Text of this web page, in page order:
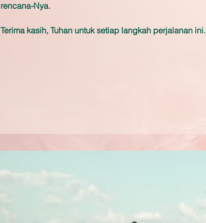
rencana-Nya.
Terima kasih, Tuhan untuk setiap langkah perjalanan ini.